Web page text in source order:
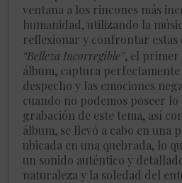
ventana a los rincones más
humanidad, utilizando la
reflexionar y confrontar estas
“Belleza Incorregible”, el primer
álbum, captura
despecho y las emociones
cuando no podemos poseer lo
grabación de este tema, así
álbum, se llevó a cabo en una
ubicada en una quebrada, lo
un sonido auténtico y
naturaleza y la soledad del